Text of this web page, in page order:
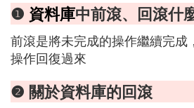
❶ 資料庫中前滾、回滾什
前滾是將未完成的操作繼續完成
操作回復過來
❷ 關於資料庫的回滾